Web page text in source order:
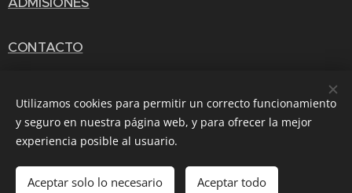
CONTACTO
Gracias San Carlo Acutis
Utilizamos cookies para permitir un correcto funcionamiento
y seguro en nuestra página web, y para ofrecer la mejor
experiencia posible al usuario.
Aceptar solo lo necesario Aceptar todo